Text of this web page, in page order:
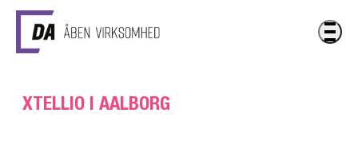
Gå til hovedindhold
XTELLIO I AALBORG